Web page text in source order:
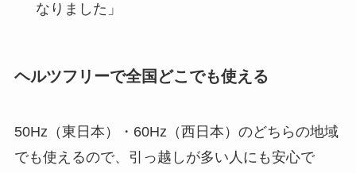
なりました」
ヘルツフリーで全国どこでも使える
50Hz（東日本）・60Hz（西日本）のどちらの地域
でも使えるので、引っ越しが多い人にも安心で